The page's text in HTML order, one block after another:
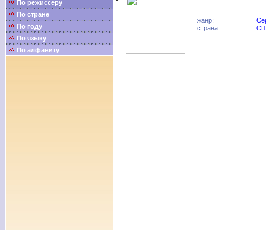
По режиссеру
По стране
По году
По языку
По алфавиту
жанр:
страна: